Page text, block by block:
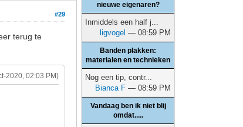
#29
terug te
2020, 02:03 PM)
nieuwe eigenaren?
Inmiddels een half j...
ligvogel — 08:59 PM
Banden plakken:
materialen en technieken
Nog een tip, contr...
Bianca F — 08:59 PM
Vandaag ben ik niet blij
omdat.....